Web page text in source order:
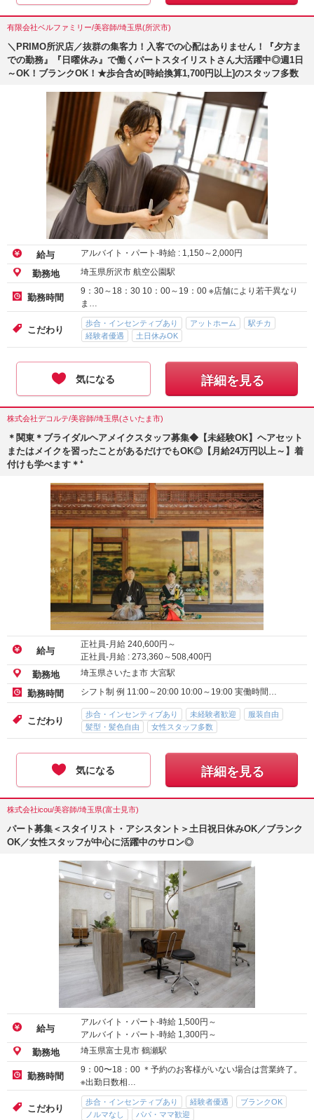
有限会社ベルファミリー/美容師/埼玉県(所沢市)
＼PRIMO所沢店／抜群の集客力！入客での心配はありません！『夕方ま
での勤務』『日曜休み』で働くパートスタイリストさん大活躍中◎週1日
～OK！ブランクOK！★歩合含め[時給換算1,700円以上]のスタッフ多数
給与 アルバイト・パート-時給 : 1,150～2,000円
勤務地 埼玉県所沢市 航空公園駅
勤務時間
9：30～18：30 10：00～19：00 ※店舗により若干異なり
ま…
こだわり
歩合・インセンティブあり アットホーム
駅チカ
経験者優遇
土日休みOK
気になる 詳細を見る
株式会社デコルテ/美容師/埼玉県(さいたま市)
＊関東＊ブライダルヘアメイクスタッフ募集◆【未経験OK】ヘアセット
またはメイクを習ったことがあるだけでもOK◎【月給24万円以上～】着
付けも学べます＊⁺
給与
正社員-月給 240,600円～
正社員-月給 : 273,360～508,400円
勤務地 埼玉県さいたま市 大宮駅
勤務時間 シフト制 例 11:00～20:00 10:00～19:00 実働時間…
こだわり
歩合・インセンティブあり 未経験者歓迎
服装自由
髪型・髪色自由
女性スタッフ多数
気になる 詳細を見る
株式会社icou/美容師/埼玉県(富士見市)
パート募集＜スタイリスト・アシスタント＞土日祝日休みOK／ブランク
OK／女性スタッフが中心に活躍中のサロン◎
給与
アルバイト・パート-時給 1,500円～
アルバイト・パート-時給 1,300円～
勤務地 埼玉県富士見市 鶴瀬駅
勤務時間
9：00〜18：00 ＊予約のお客様がいない場合は営業終了。
※出勤日数相…
こだわり
歩合・インセンティブあり 経験者優遇
ブランクOK
ノルマなし
パパ・ママ歓迎